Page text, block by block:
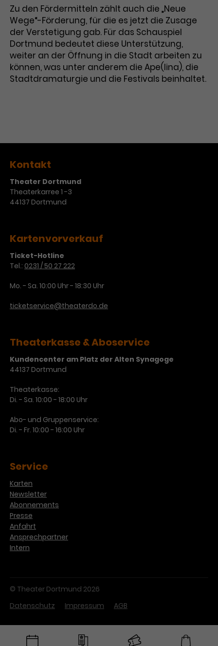
Anbieter Google Analytics
Laufzeit 1 Minute
Das ist ein von Google Analytics
gesetztes Cookie. Bestimmte
Daten werden nur maximal einmal
pro Minute an Google Analytics
Laufzeit 3 Monate
Zweck
Dieses Cookie wird verwendet, um
Nutzerinteraktionen mit
Werbeanzeigen zu messen und
Remarketing-Funktionen
bereitzustellen.
Zweck
Dieses Cookie dient der Anzeige
personalisierter Werbung und
Zu den Fördermitteln zählt auch die „Neue
Wege“-Förderung, für die es jetzt die Zusage
der Verstetigung gab. Für das Schauspiel
Dortmund bedeutet diese Unterstützung,
weiter an der Öffnung in die Stadt arbeiten zu
können, was unter anderem die Ape(lina), die
Stadtdramaturgie und die Festivals beinhaltet.
Kontakt
Theater Dortmund
Theaterkarree 1 -3
44137 Dortmund
Kartenvorverkauf
Ticket-Hotline
Tel.: 0231 / 50 27 222
Mo. - Sa. 10:00 Uhr - 18:30 Uhr
ticketservice@theaterdo.de
Theaterkasse & Aboservice
Kundencenter am Platz der Alten Synagoge
44137 Dortmund
Theaterkasse:
Di. - Sa. 10:00 - 18:00 Uhr
Abo- und Gruppenservice:
Di. - Fr. 10:00 - 16:00 Uhr
Service
Karten
Newsletter
Abonnements
Presse
Anfahrt
Ansprechpartner
Intern
© Theater Dortmund 2026
Datenschutz
Impressum AGB